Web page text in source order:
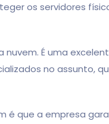
os servidores
É uma
no assunto,
é que a empresa